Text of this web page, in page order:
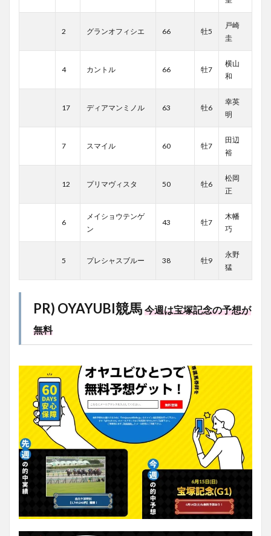
2 グランオフィシエ 66 牡5
戸崎
圭
4 カントル 66 牡7
横山
和
17 ディアマンミノル 63 牡6
幸英
明
7 スマイル 60 牡7
田辺
裕
12 プリマヴィスタ 50 牡6
松岡
正
6
メイショウテンゲ
ン
43 牡7
木幡
巧
5 プレシャスブルー 38 牡9
永野
猛
PR) OYAYUBI競馬 今週は宝塚記念の予想が
無料